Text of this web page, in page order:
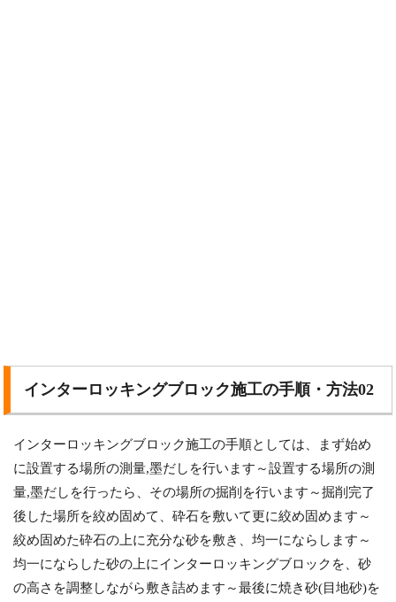
インターロッキングブロック施工の手順・方法02
インターロッキングブロック施工の手順としては、まず始め
に設置する場所の測量,墨だしを行います～設置する場所の測
量,墨だしを行ったら、その場所の掘削を行います～掘削完了
後した場所を絞め固めて、砕石を敷いて更に絞め固めます～
絞め固めた砕石の上に充分な砂を敷き、均一にならします～
均一にならした砂の上にインターロッキングブロックを、砂
の高さを調整しながら敷き詰めます～最後に焼き砂(目地砂)を